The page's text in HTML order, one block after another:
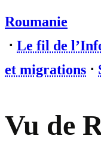
Roumanie
⋅ Le fil de
et migrations ⋅
Vu de